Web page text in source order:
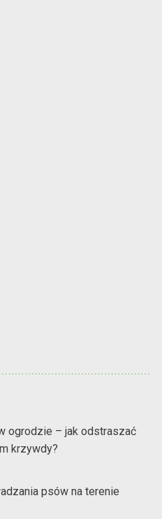
ogrodzie – jak odstraszać
krzywdy?
psów na terenie